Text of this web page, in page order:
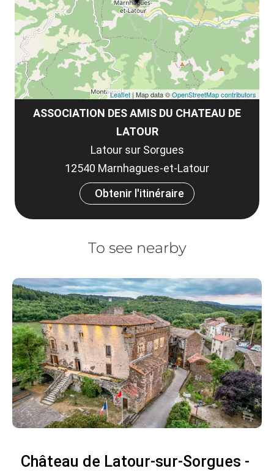
ASSOCIATION DES AMIS DU CHATEAU DE
LATOUR
Latour sur Sorgues
12540 Marnhagues-et-Latour
Obtenir l'itinéraire
Leaflet | Map data ©OpenStreetMap contributors
To see nearby
Château de Latour-sur-Sorgues -